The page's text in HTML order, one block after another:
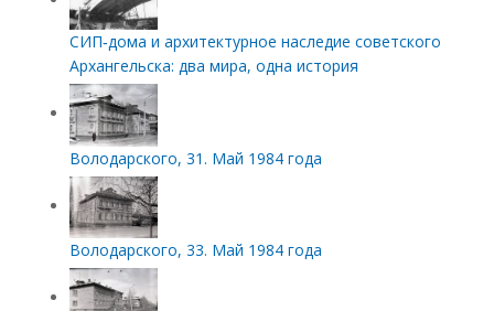
СИП‑дома и архитектурное наследие советского
Архангельска: два мира, одна история
Володарского, 31. Май 1984 года
Володарского, 33. Май 1984 года